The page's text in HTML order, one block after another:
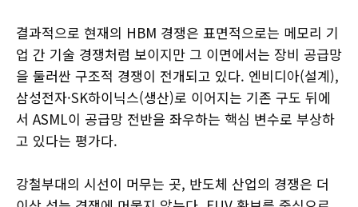
결과적으로 현재의 HBM 경쟁은 표면적으로는 메모리 기
업 간 기술 경쟁처럼 보이지만 그 이면에서는 장비 공급망
을 둘러싼 구조적 경쟁이 전개되고 있다. 엔비디아(설계),
삼성전자·SK하이닉스(생산)로 이어지는 기존 구도 뒤에
서 ASML이 공급망 전반을 좌우하는 핵심 변수로 부상하
고 있다는 평가다.
강철부대의 시선이 머무는 곳, 반도체 산업의 경쟁은 더